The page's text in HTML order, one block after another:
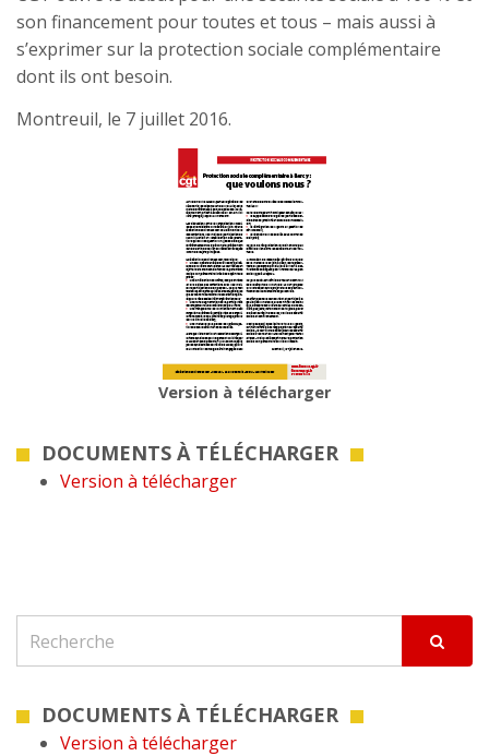
son financement pour toutes et tous – mais aussi à
s’exprimer sur la protection sociale complémentaire
dont ils ont besoin.
Montreuil, le 7 juillet 2016.
Version à télécharger
DOCUMENTS À TÉLÉCHARGER
Version à télécharger
DOCUMENTS À TÉLÉCHARGER
Version à télécharger